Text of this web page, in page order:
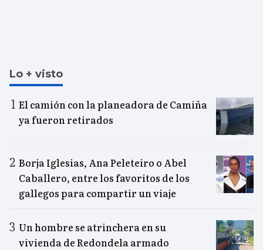
Lo + visto
El camión con la planeadora de Camiña
ya fueron retirados
Borja Iglesias, Ana Peleteiro o Abel
Caballero, entre los favoritos de los
gallegos para compartir un viaje
Un hombre se atrinchera en su
vivienda de Redondela armado